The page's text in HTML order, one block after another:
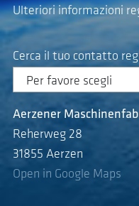
Ulteriori informazioni
Cerca il tuo contatto
Aerzener
Reherweg 28
31855 Aerzen
Open in Google Maps